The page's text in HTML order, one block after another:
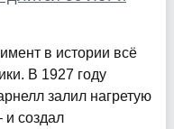
в истории всё
В 1927 году
залил нагретую
и создал